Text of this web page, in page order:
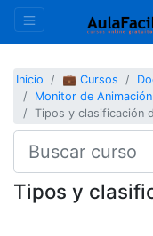
Inicio 💼 Cursos
Monitor de
Tipos y clasificación
Tipos y